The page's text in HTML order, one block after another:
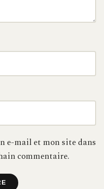
e-mail et mon site dans
commentaire.